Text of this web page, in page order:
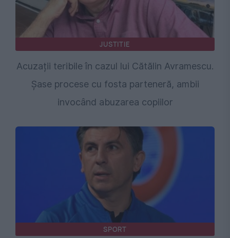
JUSTITIE
Acuzații teribile în cazul lui Cătălin Avramescu.
Șase procese cu fosta parteneră, ambii
invocând abuzarea copiilor
SPORT